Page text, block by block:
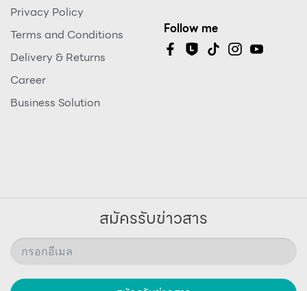
Privacy Policy
Terms and Conditions
Delivery & Returns
Career
Business Solution
Follow me
สมัครรับข่าวสาร